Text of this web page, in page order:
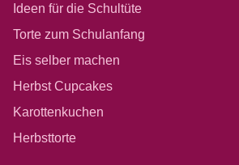
Ideen für die Schultüte
Torte zum Schulanfang
Eis selber machen
Herbst Cupcakes
Karottenkuchen
Herbsttorte